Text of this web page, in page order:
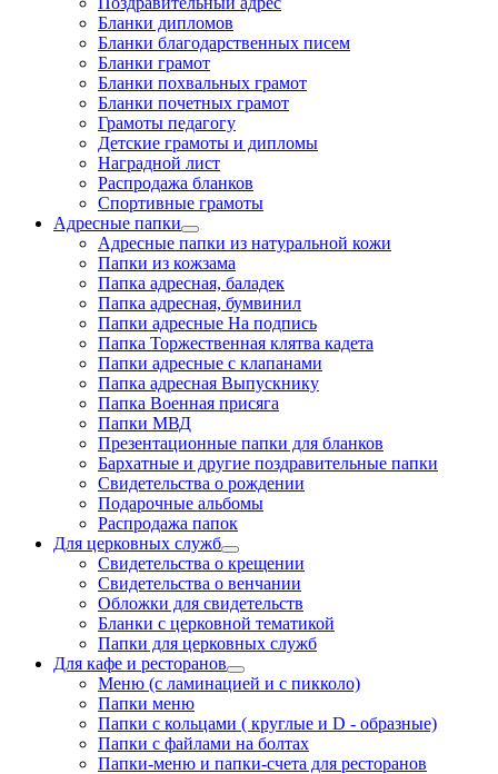
Бланки дипломов
Бланки благодарственных писем
Бланки грамот
Бланки похвальных грамот
Бланки почетных грамот
Грамоты педагогу
Детские грамоты и дипломы
Наградной лист
Распродажа бланков
Спортивные грамоты
Адресные папки
Адресные папки из натуральной кожи
Папки из кожзама
Папка адресная, баладек
Папка адресная, бумвинил
Папки адресные На подпись
Папка Торжественная клятва кадета
Папки адресные с клапанами
Папка адресная Выпускнику
Папка Военная присяга
Папки МВД
Презентационные папки для бланков
Бархатные и другие поздравительные папки
Свидетельства о рождении
Подарочные альбомы
Распродажа папок
Для церковных служб
Свидетельства о крещении
Свидетельства о венчании
Обложки для свидетельств
Бланки с церковной тематикой
Папки для церковных служб
Для кафе и ресторанов
Меню (с ламинацией и с пикколо)
Папки меню
Папки с кольцами ( круглые и D - образные)
Папки с файлами на болтах
Папки-меню и папки-счета для ресторанов